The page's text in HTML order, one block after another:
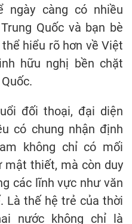
ngày càng có nhiều
Quốc và bạn bè
hiểu rõ hơn về Việt
hữu nghị bền chặt
đối thoại, đại diện
có chung nhận định
không chỉ có mối
mật thiết, mà còn duy
các lĩnh vực như văn
Là thế hệ trẻ của thời
nước không chỉ là